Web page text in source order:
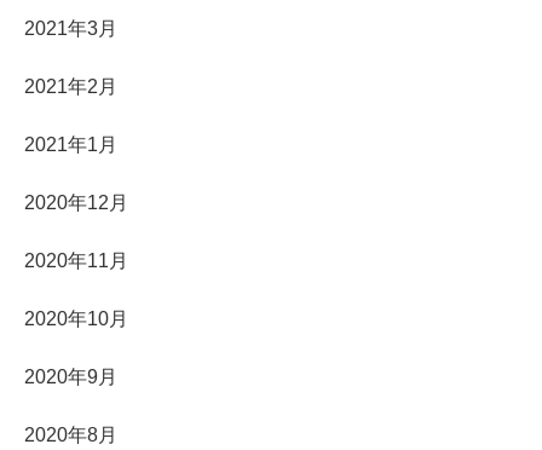
2021年3月
2021年2月
2021年1月
2020年12月
2020年11月
2020年10月
2020年9月
2020年8月